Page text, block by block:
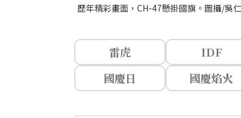
歷年精彩畫面，CH-47懸掛國旗。圖攝/吳
雷虎 IDF
國慶日
國慶焰火